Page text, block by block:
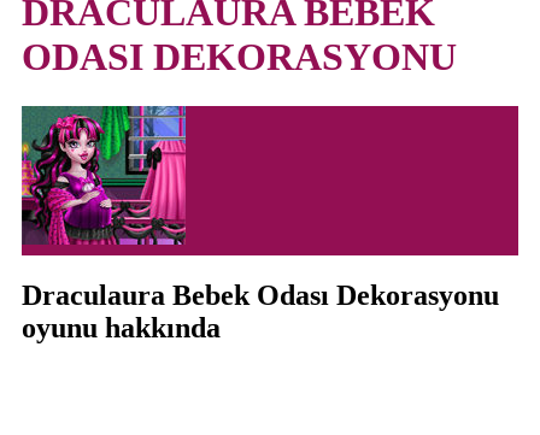
DRACULAURA BEBEK
ODASI DEKORASYONU
Draculaura Bebek Odası Dekorasyonu
oyunu hakkında